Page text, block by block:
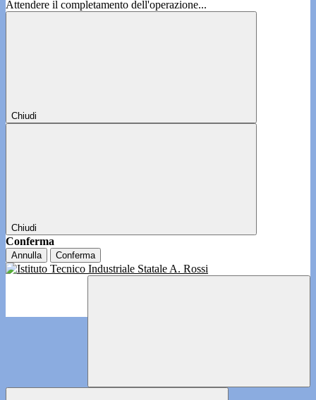
Attendere il completamento dell'operazione...
Chiudi
Chiudi
Conferma
Annulla Conferma